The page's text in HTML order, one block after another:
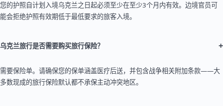
您的护照自计划入境乌克兰之日起必须至少在至少3个月内有效。边境官员可
能会拒绝护照有效期低于最低要求的旅客入境。
乌克兰旅行是否需要购买旅行保险？ +
需要保险单。请确保您的保单涵盖医疗后送，并包含战争相关附加条款——大
多数现成的旅行保险默认都不承保主动冲突地区。